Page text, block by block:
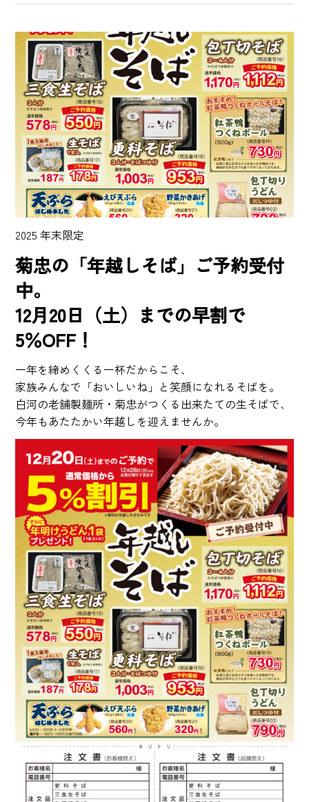
2025 年末限定
菊忠の「年越しそば」ご予約受付
中。
12月20日（土）までの早割で
5％OFF！
一年を締めくくる一杯だからこそ、
家族みんなで「おいしいね」と笑顔になれるそばを。
白河の老舗製麺所・菊忠がつくる出来たての生そばで、
今年もあたたかい年越しを迎えませんか。